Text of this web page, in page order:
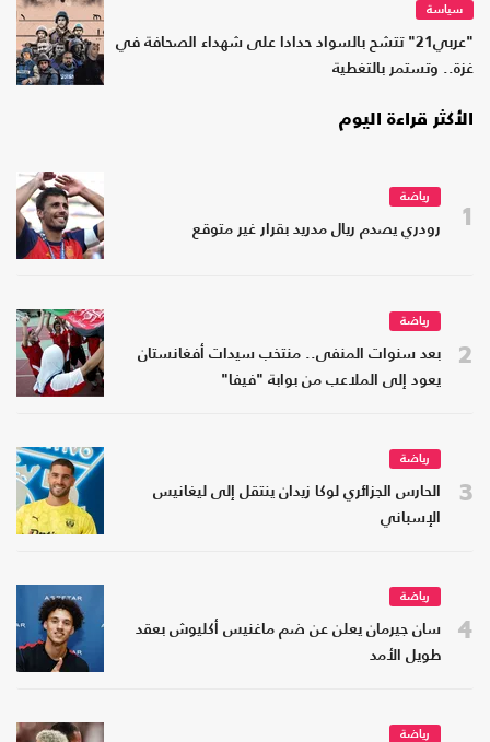
سياسة
"عربي21" تتشح بالسواد حدادا على شهداء الصحافة في
غزة.. وتستمر بالتغطية
الأكثر قراءة اليوم
1
رياضة
رودري يصدم ريال مدريد بقرار غير متوقع
2
رياضة
بعد سنوات المنفى.. منتخب سيدات أفغانستان
يعود إلى الملاعب من بوابة "فيفا"
3
رياضة
الحارس الجزائري لوكا زيدان ينتقل إلى ليغانيس
الإسباني
4
رياضة
سان جيرمان يعلن عن ضم ماغنيس أكليوش بعقد
طويل الأمد
رياضة